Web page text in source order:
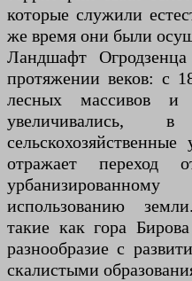
которые служили
же время они были
Ландшафт
протяжении веков: с
лесных массивов и
отражает переход
использованию
такие как гора
разнообразие с
скалистыми